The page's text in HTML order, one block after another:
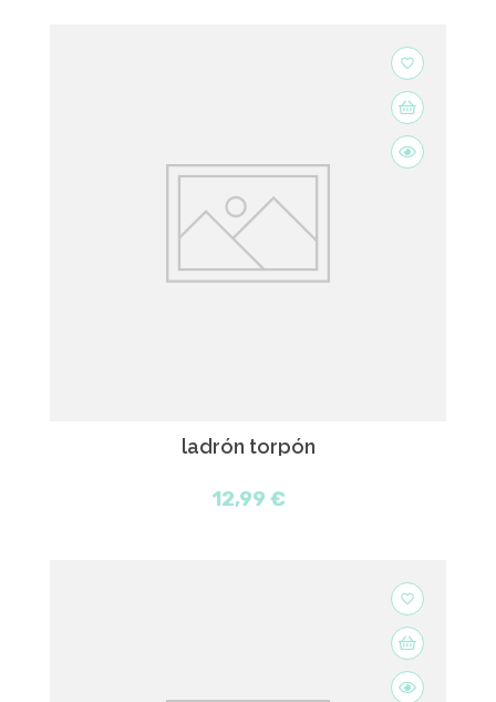
favorite_border
ladrón torpón
12,99 €
favorite_border